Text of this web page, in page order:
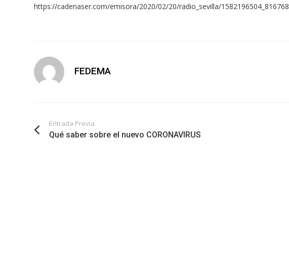
https://cadenaser.com/emisora/2020/02/20/radio_sevilla/
FEDEMA
Entrada Previa
Qué saber sobre el nuevo CORONAVIRUS